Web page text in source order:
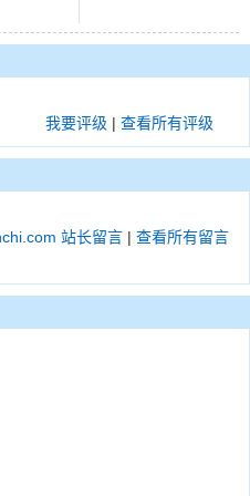
我要评级 | 查看所有评级
站长留言 | 查看所有留言